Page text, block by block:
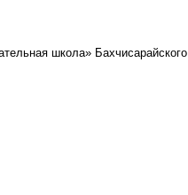
школа» Бахчисарайского